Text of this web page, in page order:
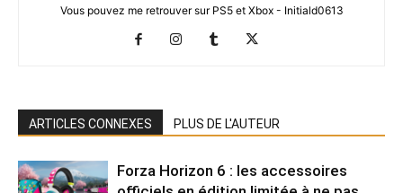
Vous pouvez me retrouver sur PS5 et Xbox - Initiald0613
ARTICLES CONNEXES PLUS DE L'AUTEUR
Forza Horizon 6 : les accessoires